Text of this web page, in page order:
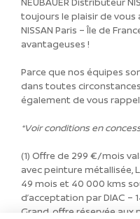
toujours le plaisir de vous
NISSAN Paris – Île de
avantageuses !
Parce que nos équipes
dans toutes
également de vous
*Voir conditions en
(1) Offre de 299 €/mois
avec peinture métallisée,
49 mois et 40 000 kms
d’acceptation par DIAC –
Grand, offre réservée aux